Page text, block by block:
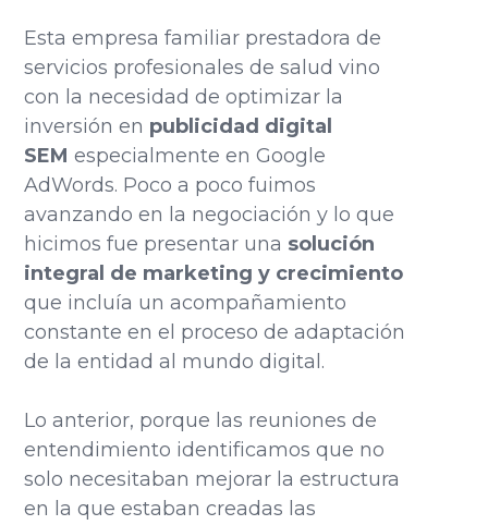
Esta empresa familiar prestadora de
servicios profesionales de salud vino
con la necesidad de optimizar la
inversión en publicidad digital
SEM especialmente en Google
AdWords. Poco a poco fuimos
avanzando en la negociación y lo que
hicimos fue presentar una solución
integral de marketing y crecimiento
que incluía un acompañamiento
constante en el proceso de adaptación
de la entidad al mundo digital.
Lo anterior, porque las reuniones de
entendimiento identificamos que no
solo necesitaban mejorar la estructura
en la que estaban creadas las